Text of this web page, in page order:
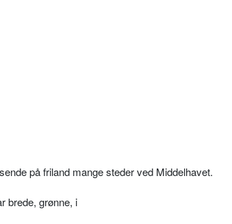
på friland mange steder ved Middelhavet.
brede, grønne, i